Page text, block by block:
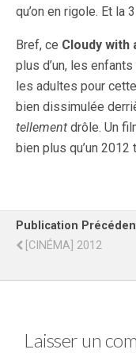
qu’on en rigole. Et la
Bref, ce Cloudy with
plus d’un, les
les adultes pour
bien dissimulée
tellement drôle. Un
bien plus qu’un
Publication
[CINÉMA] 2012
Laisser un